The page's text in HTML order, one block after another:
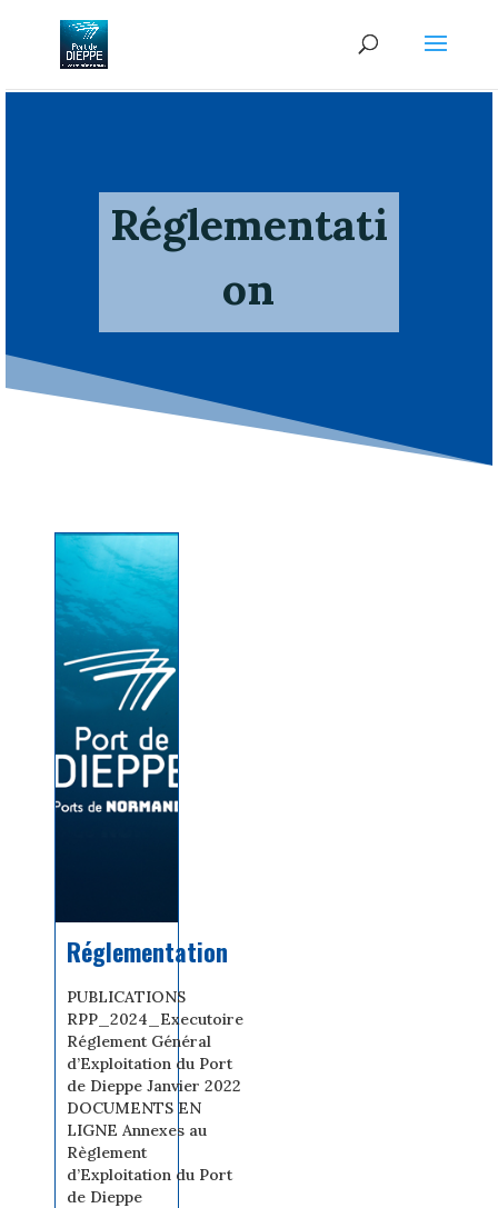
Réglementati
on
Réglementation
PUBLICATIONS
RPP_2024_Executoire
Réglement Général
d’Exploitation du Port
de Dieppe Janvier 2022
DOCUMENTS EN
LIGNE Annexes au
Règlement
d’Exploitation du Port
de Dieppe